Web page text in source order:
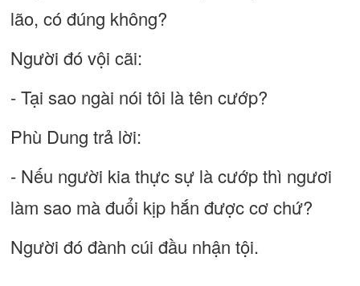
lão, có đúng không?
Người đó vội cãi:
- Tại sao ngài nói tôi là tên cướp?
Phù Dung trả lời:
- Nếu người kia thực sự là cướp thì ngươi
làm sao mà đuổi kịp hắn được cơ chứ?
Người đó đành cúi đầu nhận tội.